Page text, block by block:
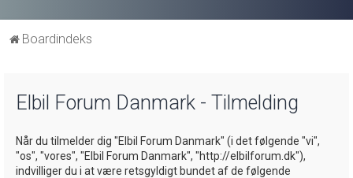
Boardindeks
Elbil Forum Danmark - Tilmelding
Når du tilmelder dig "Elbil Forum Danmark" (i det følgende "vi",
"os", "vores", "Elbil Forum Danmark", "http://elbilforum.dk"),
indvilliger du i at være retsgyldigt bundet af de følgende